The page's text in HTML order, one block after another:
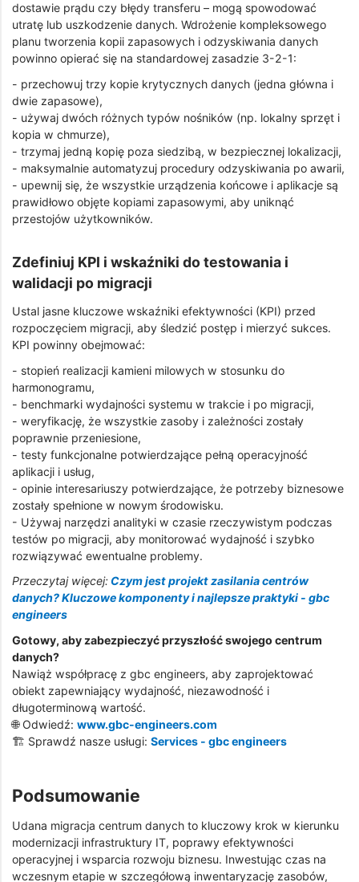
dostawie prądu czy błędy transferu – mogą spowodować
utratę lub uszkodzenie danych. Wdrożenie kompleksowego
planu tworzenia kopii zapasowych i odzyskiwania danych
powinno opierać się na standardowej zasadzie 3-2-1:
- przechowuj trzy kopie krytycznych danych (jedna główna i
dwie zapasowe),
- używaj dwóch różnych typów nośników (np. lokalny sprzęt i
kopia w chmurze),
- trzymaj jedną kopię poza siedzibą, w bezpiecznej lokalizacji,
- maksymalnie automatyzuj procedury odzyskiwania po awarii,
- upewnij się, że wszystkie urządzenia końcowe i aplikacje są
prawidłowo objęte kopiami zapasowymi, aby uniknąć
przestojów użytkowników.
Zdefiniuj KPI i wskaźniki do testowania i
walidacji po migracji
Ustal jasne kluczowe wskaźniki efektywności (KPI) przed
rozpoczęciem migracji, aby śledzić postęp i mierzyć sukces.
KPI powinny obejmować:
- stopień realizacji kamieni milowych w stosunku do
harmonogramu,
- benchmarki wydajności systemu w trakcie i po migracji,
- weryfikację, że wszystkie zasoby i zależności zostały
poprawnie przeniesione,
- testy funkcjonalne potwierdzające pełną operacyjność
aplikacji i usług,
- opinie interesariuszy potwierdzające, że potrzeby biznesowe
zostały spełnione w nowym środowisku.
- Używaj narzędzi analityki w czasie rzeczywistym podczas
testów po migracji, aby monitorować wydajność i szybko
rozwiązywać ewentualne problemy.
Przeczytaj więcej: Czym jest projekt zasilania centrów
danych? Kluczowe komponenty i najlepsze praktyki - gbc
engineers
Gotowy, aby zabezpieczyć przyszłość swojego centrum
danych?
Nawiąż współpracę z gbc engineers, aby zaprojektować
obiekt zapewniający wydajność, niezawodność i
długoterminową wartość.
🌐 Odwiedź: www.gbc-engineers.com
🏗️ Sprawdź nasze usługi: Services - gbc engineers
Podsumowanie
Udana migracja centrum danych to kluczowy krok w kierunku
modernizacji infrastruktury IT, poprawy efektywności
operacyjnej i wsparcia rozwoju biznesu. Inwestując czas na
wczesnym etapie w szczegółową inwentaryzację zasobów,